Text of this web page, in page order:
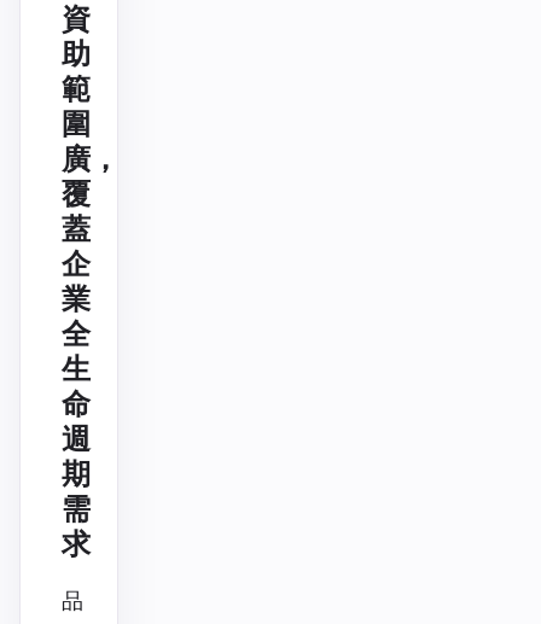
資
助
範
圍
廣，
覆
蓋
企
業
全
生
命
週
期
需
求
品